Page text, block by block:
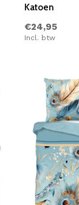
Katoen
€24,95
Incl. btw